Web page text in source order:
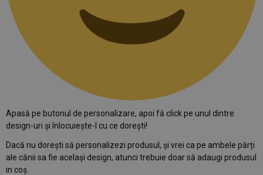
Apasă pe butonul de personalizare, apoi fă click pe unul dintre
design-uri și înlocuiește-l cu ce dorești!
Dacă nu dorești să personalizezi produsul, și vrei ca pe ambele părți
ale cănii sa fie același design, atunci trebuie doar să adaugi produsul
in coș.